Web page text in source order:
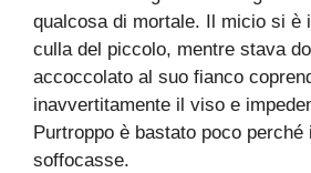
qualcosa di mortale. Il micio si è
culla del piccolo, mentre stava
accoccolato al suo fianco
inavvertitamente il viso e
Purtroppo è bastato poco perché
soffocasse.